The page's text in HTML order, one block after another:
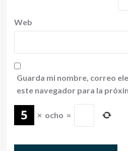
Web
Guarda mi nombre, correo
este navegador para la
× ocho =